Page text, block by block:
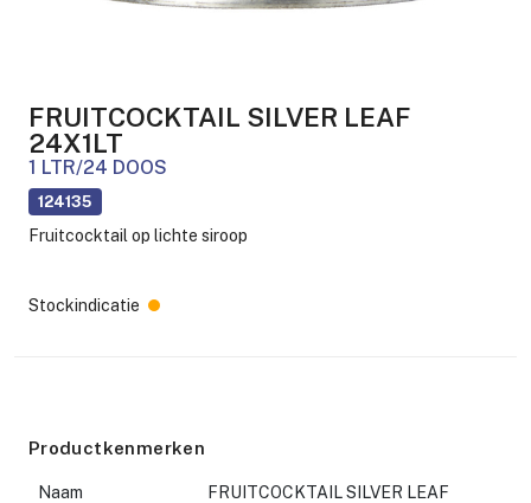
FRUITCOCKTAIL SILVER LEAF
24X1LT
1 LTR/24 DOOS
124135
Fruitcocktail op lichte siroop
Stockindicatie
Productkenmerken
Naam
FRUITCOCKTAIL SILVER LEAF